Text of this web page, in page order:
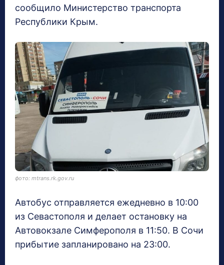
сообщило Министерство транспорта
Республики Крым.
фото: mtrans.rk.gov.ru
Автобус отправляется ежедневно в 10:00
из Севастополя и делает остановку на
Автовокзале Симферополя в 11:50. В Сочи
прибытие запланировано на 23:00.